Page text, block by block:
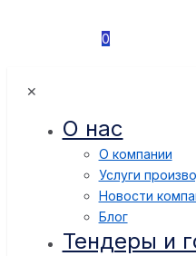
0
✕
О нас
О компании
Услуги
Новости
Блог
Тендеры и